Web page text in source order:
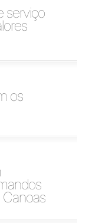
serviço
os
Canoas